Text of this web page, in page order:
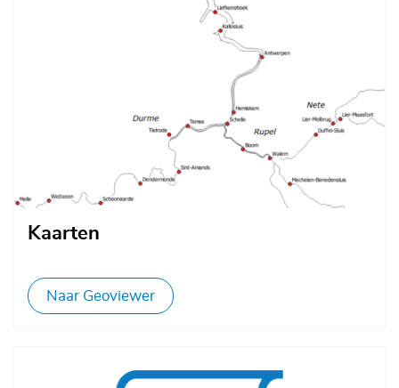
Kaarten
Naar Geoviewer